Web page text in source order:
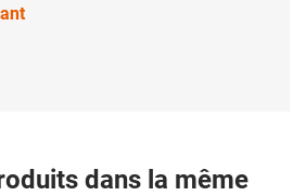
dans la même